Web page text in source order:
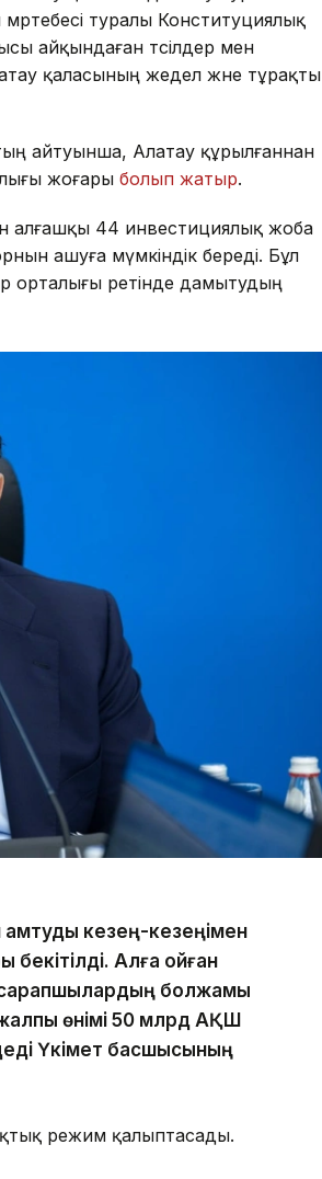
туралы Конституциялық
айқындаған тәсілдер мен
қаласының жедел және тұрақты
айтуынша, Алатау құрылғаннан
жоғары болып жатыр.
алғашқы 44 инвестициялық жоба
ашуға мүмкіндік береді. Бұл
орталығы ретінде дамытудың
кезең-кезеңімен
Алға қойған
сарапшылардың болжамы
жалпы өнімі 50 млрд АҚШ
Үкімет басшысының
режим қалыптасады.